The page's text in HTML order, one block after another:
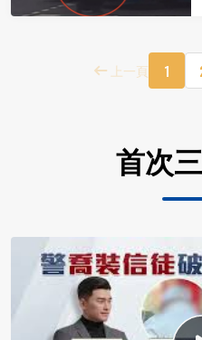
上一頁 1
首次